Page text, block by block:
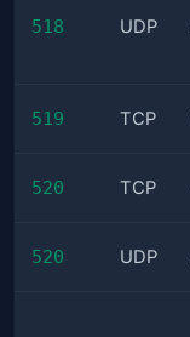
518 UDP
519 TCP
520 TCP
520 UDP